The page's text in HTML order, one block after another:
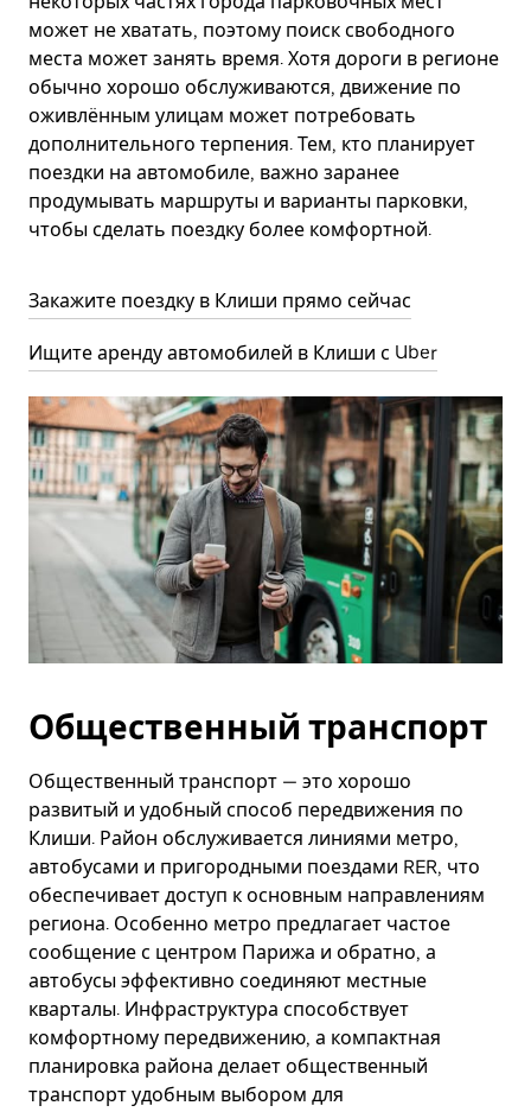
может не хватать, поэтому поиск свободного
места может занять время. Хотя дороги в регионе
обычно хорошо обслуживаются, движение по
оживлённым улицам может потребовать
дополнительного терпения. Тем, кто планирует
поездки на автомобиле, важно заранее
продумывать маршруты и варианты парковки,
чтобы сделать поездку более комфортной.
Закажите поездку в Клиши прямо сейчас
Ищите аренду автомобилей в Клиши с Uber
Общественный транспорт
Общественный транспорт — это хорошо
развитый и удобный способ передвижения по
Клиши. Район обслуживается линиями метро,
автобусами и пригородными поездами RER, что
обеспечивает доступ к основным направлениям
региона. Особенно метро предлагает частое
сообщение с центром Парижа и обратно, а
автобусы эффективно соединяют местные
кварталы. Инфраструктура способствует
комфортному передвижению, а компактная
планировка района делает общественный
транспорт удобным выбором для